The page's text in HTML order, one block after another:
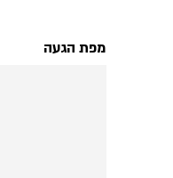
מפת הגעה